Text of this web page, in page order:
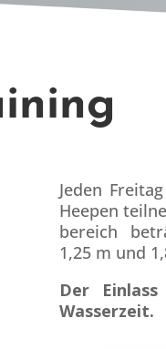
Jeden
Heep­en
bere­ich
1,25 m und
Der
Wasserzeit.